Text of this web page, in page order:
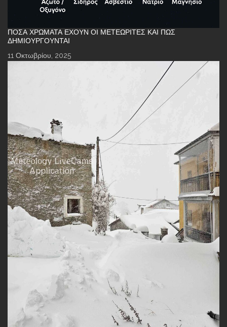
ΠΌΣΑ ΧΡΏΜΑΤΑ ΈΧΟΥΝ ΟΙ ΜΕΤΕΩΡΊΤΕΣ ΚΑΙ ΠΏΣ
ΔΗΜΙΟΥΡΓΟΎΝΤΑΙ
11 Οκτωβρίου, 2025